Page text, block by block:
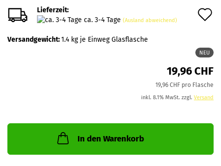
Lieferzeit:
ca. 3-4 Tage (Ausland abweichend)
Versandgewicht:1.4 kg je Einweg Glasflasche
NEU
19,96 CHF
19,96 CHF pro Flasche
inkl. 8.1% MwSt. zzgl. Versand
In den Warenkorb